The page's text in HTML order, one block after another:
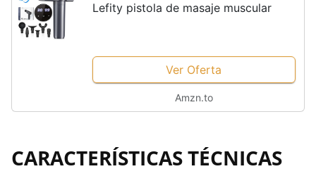
Lefity pistola de masaje muscular
Ver Oferta
Amzn.to
CARACTERÍSTICAS TÉCNICAS